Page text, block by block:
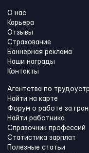
О нас
Карьера
Отзывы
Страхование
Баннерная реклама
Наши награды
Контакты
Агентства по
Найти на карте
Форум о работе за
Найти работника
Справочник профессий
Статистика зарплат
Полезные статьи